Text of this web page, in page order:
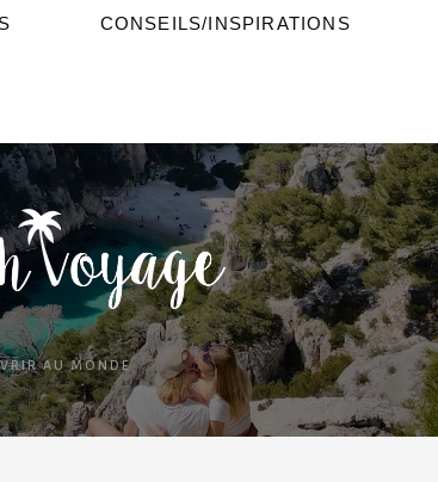
CONSEILS/INSPIRATIONS
AU MONDE